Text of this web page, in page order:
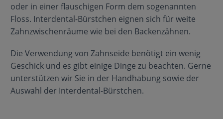
oder in einer flauschigen Form dem sogenannten
Floss. Interdental-Bürstchen eignen sich für weite
Zahnzwischenräume wie bei den Backenzähnen.
Die Verwendung von Zahnseide benötigt ein wenig
Geschick und es gibt einige Dinge zu beachten. Gerne
unterstützen wir Sie in der Handhabung sowie der
Auswahl der Interdental-Bürstchen.